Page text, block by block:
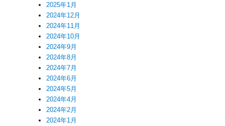
2025年1月
2024年12月
2024年11月
2024年10月
2024年9月
2024年8月
2024年7月
2024年6月
2024年5月
2024年4月
2024年2月
2024年1月